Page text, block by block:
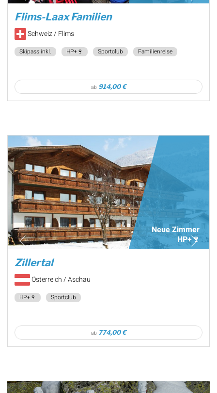
Flims-Laax Familien
Schweiz / Flims
Skipass inkl. HP+🍷 Sportclub Familienreise
ab 914,00 €
Neue Zimmer
HP+🍷
Zillertal
Österreich / Aschau
HP+🍷 Sportclub
ab 774,00 €